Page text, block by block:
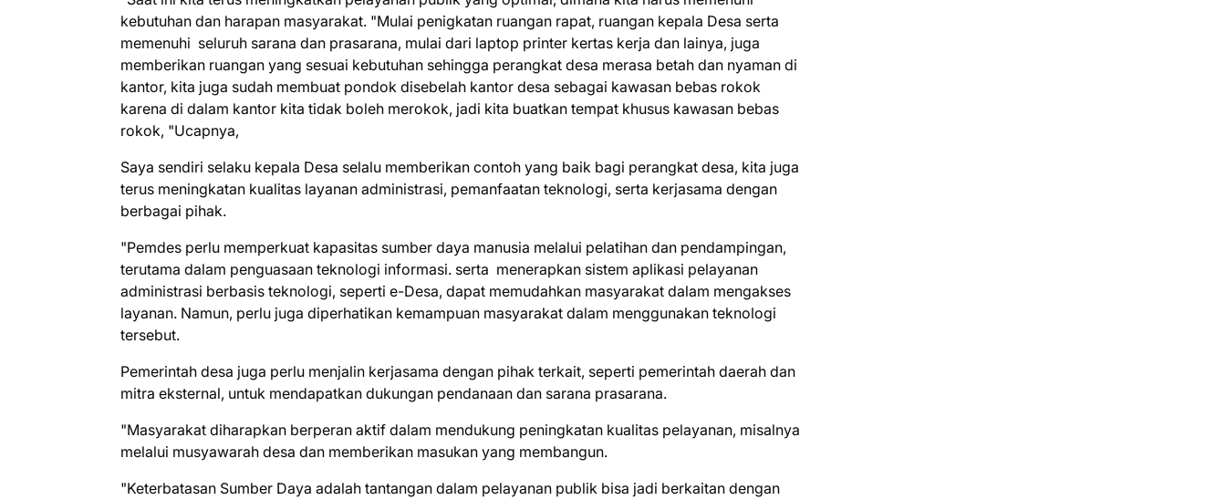
kebutuhan dan harapan masyarakat. "Mulai penigkatan ruangan rapat, ruangan kepala Desa serta
memenuhi seluruh sarana dan prasarana, mulai dari laptop printer kertas kerja dan lainya, juga
memberikan ruangan yang sesuai kebutuhan sehingga perangkat desa merasa betah dan nyaman di
kantor, kita juga sudah membuat pondok disebelah kantor desa sebagai kawasan bebas rokok
karena di dalam kantor kita tidak boleh merokok, jadi kita buatkan tempat khusus kawasan bebas
rokok, "Ucapnya,
Saya sendiri selaku kepala Desa selalu memberikan contoh yang baik bagi perangkat desa, kita juga
terus meningkatan kualitas layanan administrasi, pemanfaatan teknologi, serta kerjasama dengan
berbagai pihak.
"Pemdes perlu memperkuat kapasitas sumber daya manusia melalui pelatihan dan pendampingan,
terutama dalam penguasaan teknologi informasi. serta menerapkan sistem aplikasi pelayanan
administrasi berbasis teknologi, seperti e-Desa, dapat memudahkan masyarakat dalam mengakses
layanan. Namun, perlu juga diperhatikan kemampuan masyarakat dalam menggunakan teknologi
tersebut.
Pemerintah desa juga perlu menjalin kerjasama dengan pihak terkait, seperti pemerintah daerah dan
mitra eksternal, untuk mendapatkan dukungan pendanaan dan sarana prasarana.
"Masyarakat diharapkan berperan aktif dalam mendukung peningkatan kualitas pelayanan, misalnya
melalui musyawarah desa dan memberikan masukan yang membangun.
"Keterbatasan Sumber Daya adalah tantangan dalam pelayanan publik bisa jadi berkaitan dengan